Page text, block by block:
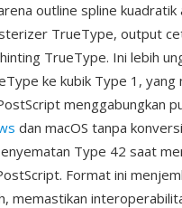
outline spline
TrueType, output
TrueType. Ini lebih
ke kubik Type 1, yang
menggabungkan
dan macOS tanpa
Type 42 saat
Format ini
memastikan